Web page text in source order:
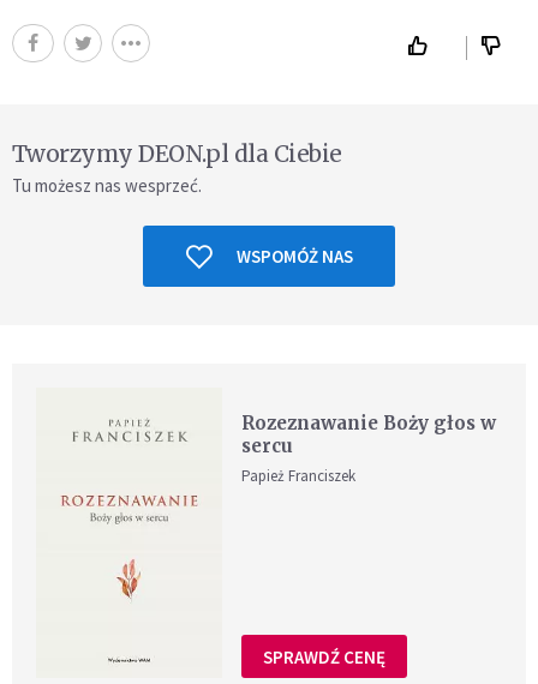
Tworzymy DEON.pl dla Ciebie
Tu możesz nas wesprzeć.
WSPOMÓŻ NAS
Rozeznawanie Boży głos w
sercu
Papież Franciszek
SPRAWDŹ CENĘ